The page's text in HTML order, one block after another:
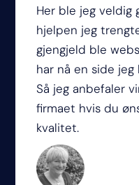
Her ble jeg
hjelpen jeg
gjengjeld ble
har nå en side
Så jeg anbefaler
firmaet hvis du
kvalitet.